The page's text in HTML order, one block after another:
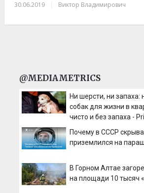
30.06.2019 Виктор Владимирович
@MEDIAMETRICS
Ни шерсти, ни
собак для жизни в
чисто и без запаха -
Почему в СССР
приземлился на
В Горном Алтае
на площади 10 тысяч